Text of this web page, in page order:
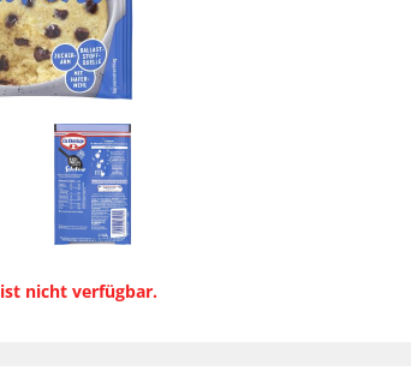
nicht verfügbar.